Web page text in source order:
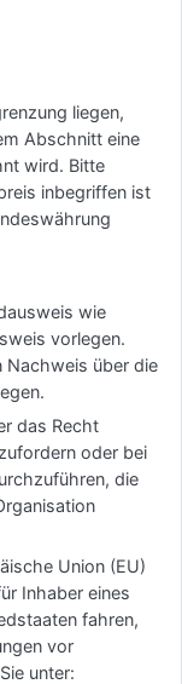
liegen,
Abschnitt eine
wird. Bitte
inbegriffen ist
wie
vorlegen.
Nachweis über die
das Recht
oder bei
die
Union (EU)
Inhaber eines
fahren,
vor
unter: